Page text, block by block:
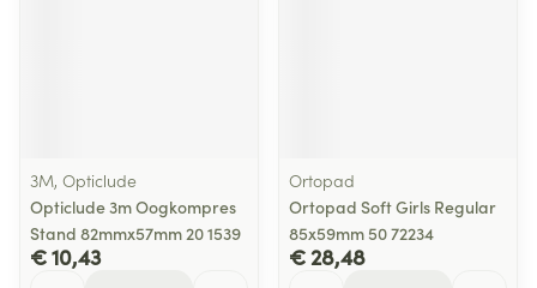
3M, Opticlude
Opticlude 3m Oogkompres
Stand 82mmx57mm 20 1539
€ 10,43
Ortopad
Ortopad Soft Girls Regular
85x59mm 50 72234
€ 28,48